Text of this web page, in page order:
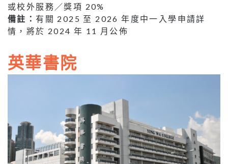
或校外服務／獎項 20%
備註：有關 2025 至 2026 年度中一入學申請詳
情，將於 2024 年 11 月公佈
英華書院